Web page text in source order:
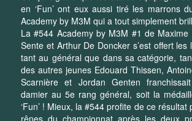
en ‘Fun’ ont eux aussi tiré les marrons
Academy by M3M qui a tout simplement
La #544 Academy by M3M #1 de Maxime
Sente et Arthur De Doncker s’est offert les
tant au général que dans sa catégorie,
des autres jeunes Edouard Thissen,
Scarnière et Jordan Genten
damier au 5e rang général, soit la
‘Fun’ ! Mieux, la #544 profite de ce
rênes du championnat après les deux